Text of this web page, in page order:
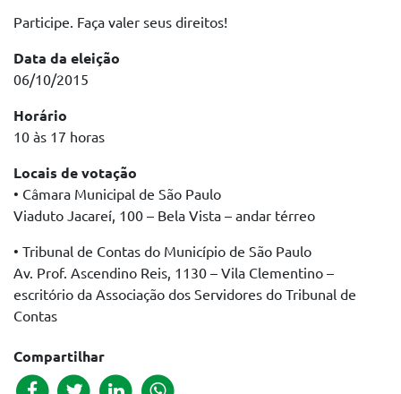
Participe. Faça valer seus direitos!
Data da eleição
06/10/2015
Horário
10 às 17 horas
Locais de votação
• Câmara Municipal de São Paulo
Viaduto Jacareí, 100 – Bela Vista – andar térreo
• Tribunal de Contas do Município de São Paulo
Av. Prof. Ascendino Reis, 1130 – Vila Clementino –
escritório da Associação dos Servidores do Tribunal de
Contas
Compartilhar